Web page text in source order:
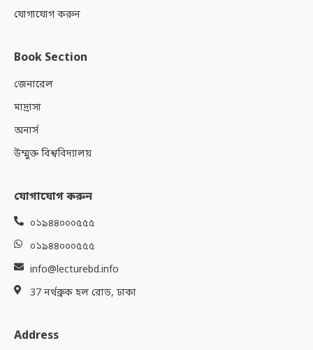
যোগাযোগ করুন
Book Section
জেনারেল
মাদ্রাসা
অনার্স
উম্মুক্ত বিশ্ববিদ্যালয়
যোগাযোগ করুন
০১৯৪৪০০০৫৫৫
০১৯৪৪০০০৫৫৫
info@lecturebd.info
37 নর্থব্রুক হল রোড, ঢাকা
Address